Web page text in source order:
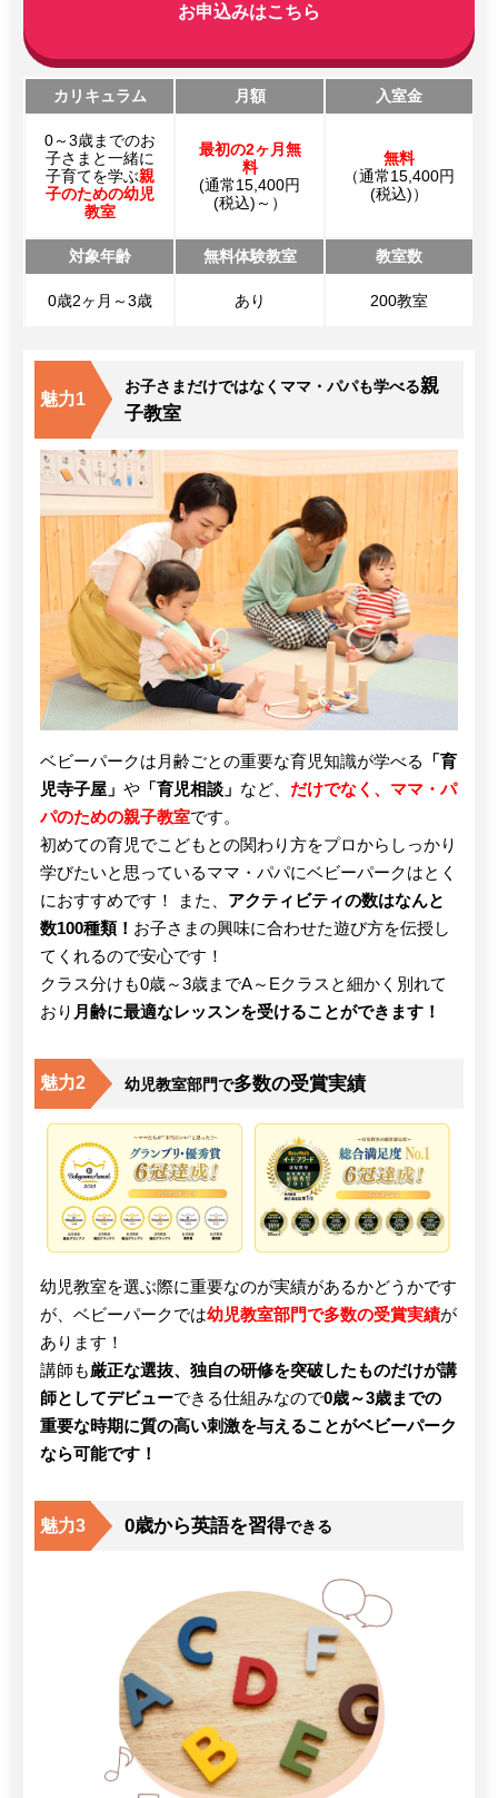
お申込みはこちら
カリキュラム 月額 入室金
0～3歳までのお
子さまと一緒に
子育てを学ぶ親
子のための幼児
教室
最初の2ヶ月無
料
(通常15,400円
(税込)～）
無料
（通常15,400円
(税込)）
対象年齢 無料体験教室 教室数
0歳2ヶ月～3歳 あり 200教室
魅力1
お子さまだけではなくママ・パパも学べる親
子教室
ベビーパークは月齢ごとの重要な育児知識が学べる
「育
児寺子屋」や 「育児相談」 など、 だけでなく、ママ・パ
パのための親子教室です。
初めての育児でこどもとの関わり方をプロからしっかり
学びたいと思っているママ・パパにベビーパークはとく
におすすめです！ また、 アクティビティの数はなんと
数100種類！ お子さまの興味に合わせた遊び方を伝授し
てくれるので安心です！
クラス分けも0歳～3歳までA～Eクラスと細かく別れて
おり 月齢に最適なレッスンを受けることができます！
魅力2 幼児教室部門で多数の受賞実績
幼児教室を選ぶ際に重要なのが実績があるかどうかです
が、ベビーパークでは幼児教室部門で多数の受賞実績が
あります！
講師も厳正な選抜、独自の研修を突破したものだけが講
師としてデビューできる仕組みなので0歳～3歳までの
重要な時期に質の高い刺激を与えることがベビーパーク
なら可能です！
魅力3 0歳から英語を習得できる